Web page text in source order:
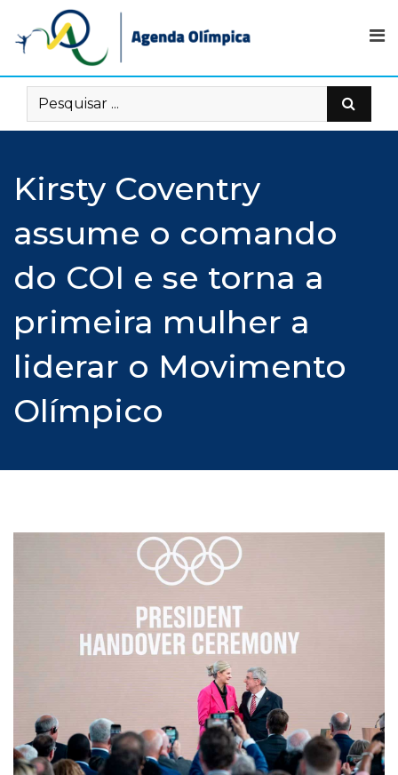
content
Kirsty Coventry
assume o comando
do COI e se torna a
primeira mulher a
liderar o Movimento
Olímpico